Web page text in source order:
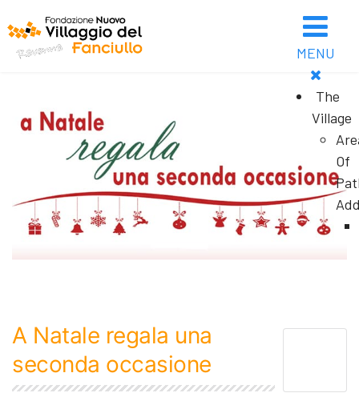
MENU
The
Village
Of
A Natale regala una
seconda occasione